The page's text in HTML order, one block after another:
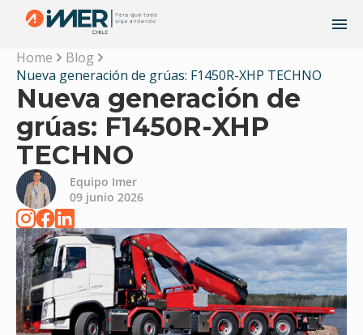
Home
Blog
Nueva generación de grúas: F1450R-XHP TECHNO
Nueva generación de
grúas: F1450R-XHP
TECHNO
Equipo Imer
09 junio 2026